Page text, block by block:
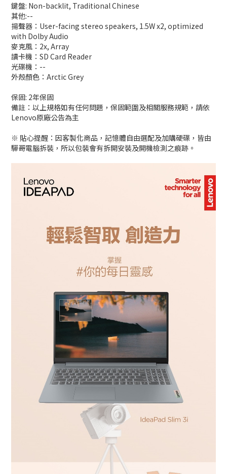
鍵盤: Non-backlit, Traditional Chinese
其他:--
揚聲器：User-facing stereo speakers, 1.5W x2, optimized
with Dolby Audio
麥克風：2x, Array
讀卡機：SD Card Reader
光碟機：--
外殼顏色：Arctic Grey
保固: 2年保固
備註：以上規格如有任何問題，保固範圍及相關服務規範，請依
Lenovo原廠公告為主
※ 貼心提醒：因客製化商品，記憶體自由選配及加購硬碟，皆由
驊哥電腦拆裝，所以包裝會有拆開安裝及開機檢測之痕跡。